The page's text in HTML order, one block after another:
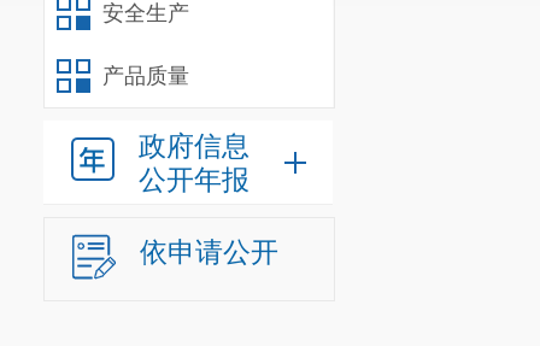
安全生产
产品质量
政府信息
公开年报
依申请公开